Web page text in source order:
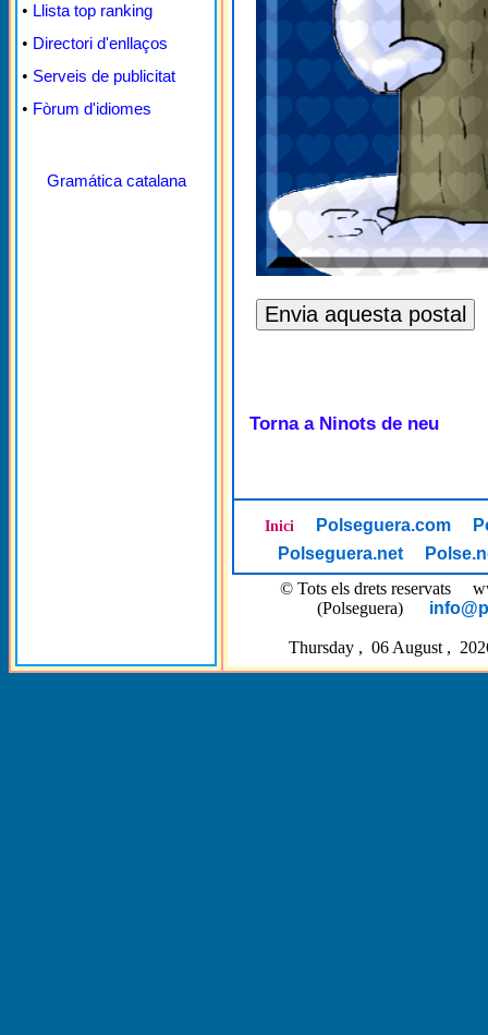
• Llista top ranking
• Directori d'enllaços
• Serveis de publicitat
• Fòrum d'idiomes
Gramática catalana
Torna a Ninots de neu
Inici Polseguera.com
Polseguera.net
© Tots els drets reservats
(Polseguera)
Thursday , 06 August ,